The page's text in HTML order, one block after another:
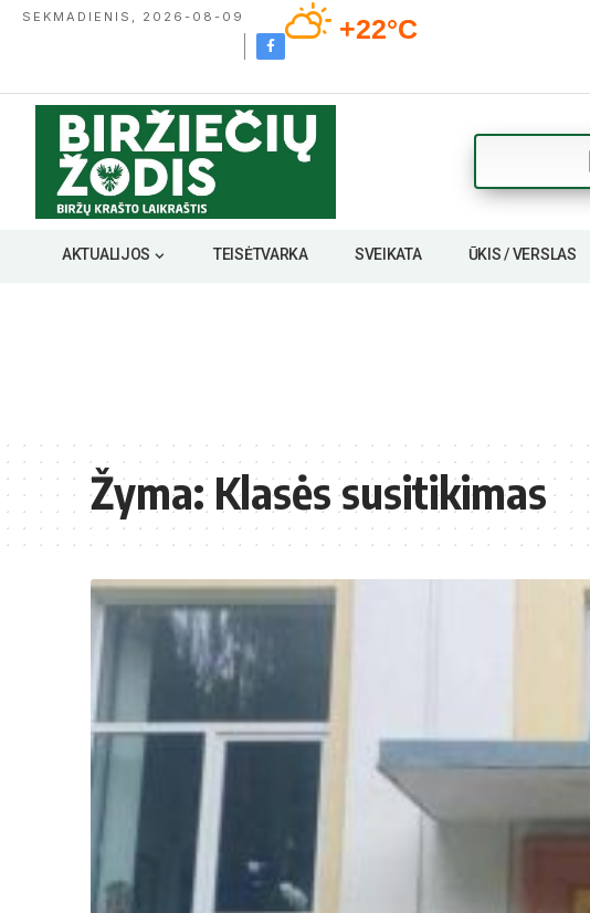
SEKMADIENIS, 2026-08-09 +22°C
AKTUALIJOS TEISĖTVARKA SVEIKATA ŪKIS / VERSLAS
Žyma:Klasės susitikimas